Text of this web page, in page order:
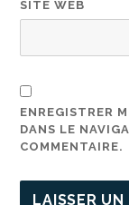
SITE WEB
ENREGISTRER
DANS LE
COMMENTAIRE.